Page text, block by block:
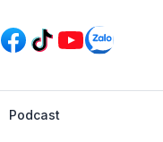
Podcast